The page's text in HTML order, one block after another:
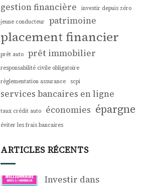
gestion financière
investir depuis zéro
jeune conducteur patrimoine
placement financier
prêt auto prêt immobilier
responsabilité civile obligatoire
règlementation assurance
scpi
services bancaires en ligne
taux crédit auto économies épargne
éviter les frais bancaires
ARTICLES RÉCENTS
Investir dans